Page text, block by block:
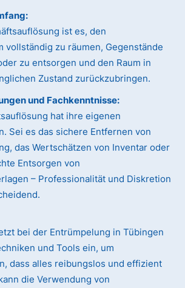
ist es, den
vollständig zu räumen, Gegenstände
zu entsorgen und den Raum in
Zustand zurückzubringen.
und Fachkenntnisse:
hat ihre eigenen
Sei es das sichere Entfernen von
das Wertschätzen von Inventar oder
Entsorgen von
– Professionalität und Diskretion
bei der Entrümpelung in Tübingen
und Tools ein, um
dass alles reibungslos und effizient
die Verwendung von